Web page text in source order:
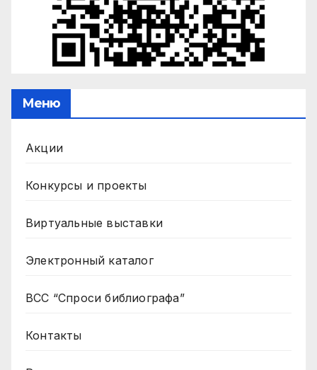
Меню
Акции
Конкурсы и проекты
Виртуальные выставки
Электронный каталог
ВСС “Спроси библиографа”
Контакты